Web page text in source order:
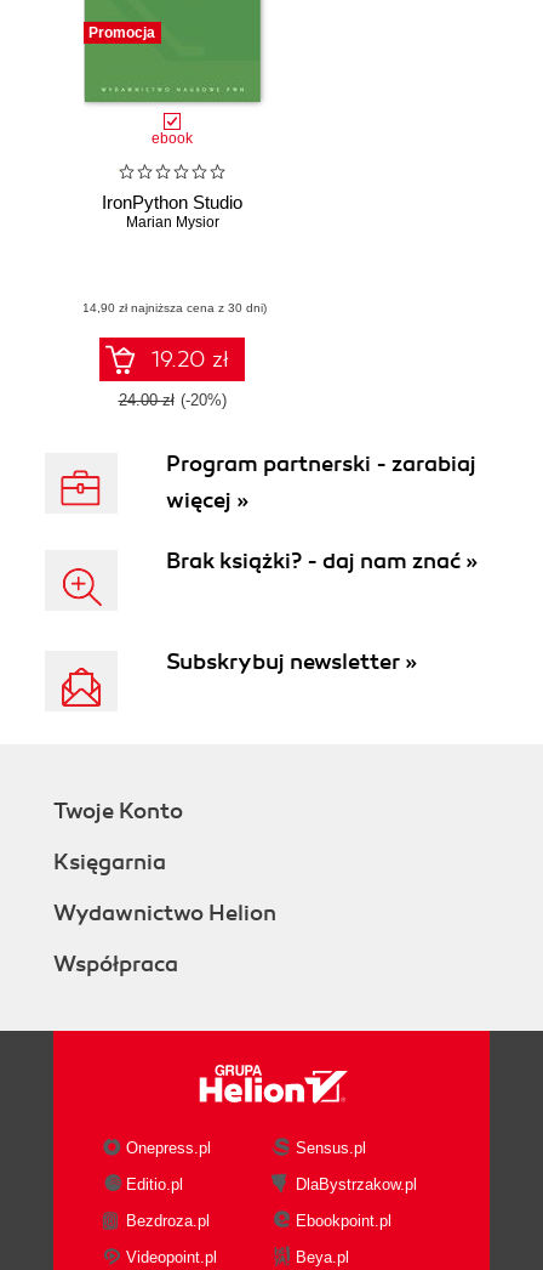
Promocja
ebook
IronPython Studio
Marian Mysior
(14,90 zł najniższa cena z 30 dni)
19.20 zł
24.00 zł (-20%)
Program partnerski - zarabiaj
więcej »
Brak książki? - daj nam znać »
Subskrybuj newsletter »
Twoje Konto
Księgarnia
Wydawnictwo Helion
Współpraca
Onepress.pl
Sensus.pl
Editio.pl
DlaBystrzakow.pl
Bezdroza.pl
Ebookpoint.pl
Videopoint.pl
Beya.pl